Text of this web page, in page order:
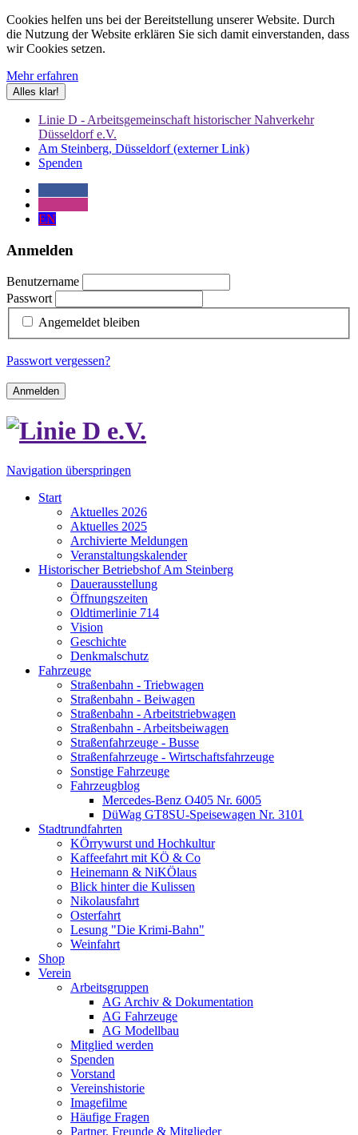
Cookies helfen uns bei der Bereitstellung unserer Website. Durch
die Nutzung der Website erklären Sie sich damit einverstanden, dass
wir Cookies setzen.
Mehr erfahren
Alles klar!
Linie D - Arbeitsgemeinschaft historischer Nahverkehr
Düsseldorf e.V.
Am Steinberg, Düsseldorf (externer Link)
Spenden
EN
Anmelden
Benutzername
Passwort
Angemeldet bleiben
Passwort vergessen?
Anmelden
Navigation überspringen
Start
Aktuelles 2026
Aktuelles 2025
Archivierte Meldungen
Veranstaltungskalender
Historischer Betriebshof Am Steinberg
Dauerausstellung
Öffnungszeiten
Oldtimerlinie 714
Vision
Geschichte
Denkmalschutz
Fahrzeuge
Straßenbahn - Triebwagen
Straßenbahn - Beiwagen
Straßenbahn - Arbeitstriebwagen
Straßenbahn - Arbeitsbeiwagen
Straßenfahrzeuge - Busse
Straßenfahrzeuge - Wirtschaftsfahrzeuge
Sonstige Fahrzeuge
Fahrzeugblog
Mercedes-Benz O405 Nr. 6005
DüWag GT8SU-Speisewagen Nr. 3101
Stadtrundfahrten
KÖrrywurst und Hochkultur
Kaffeefahrt mit KÖ & Co
Heinemann & NiKÖlaus
Blick hinter die Kulissen
Nikolausfahrt
Osterfahrt
Lesung "Die Krimi-Bahn"
Weinfahrt
Shop
Verein
Arbeitsgruppen
AG Archiv & Dokumentation
AG Fahrzeuge
AG Modellbau
Mitglied werden
Spenden
Vorstand
Vereinshistorie
Imagefilme
Häufige Fragen
Partner, Freunde & Mitglieder